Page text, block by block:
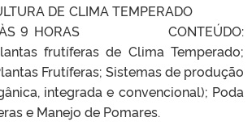
DE CLIMA TEMPERADO
ÀS 9 HORAS CONTEÚDO:
frutíferas de Clima Temperado;
Frutíferas; Sistemas de produção
integrada e convencional); Poda
e Manejo de Pomares.